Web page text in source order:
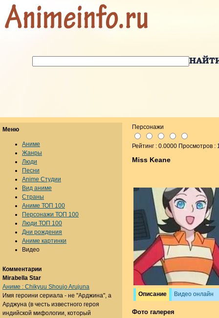
Персонажи
Рейтинг : 0.0000 Просмотров :
Miss Keane
Описание Видео онлайн
Фото галерея
Меню
Аниме
Жанры
Люди
Песни
Anime Студии
Вид аниме
Страны
Аниме ТОП 100
Персонажи ТОП 100
Люди ТОП 100
Дни рождения
Аниме картинки
Видео
Комментарии
Mirabella Star
Аниме : Chikyuu Shoujo Arujuna
Имя героини сериала - не "Арджина", а
Арджуна (в честь известного героя
индийской мифологии, который